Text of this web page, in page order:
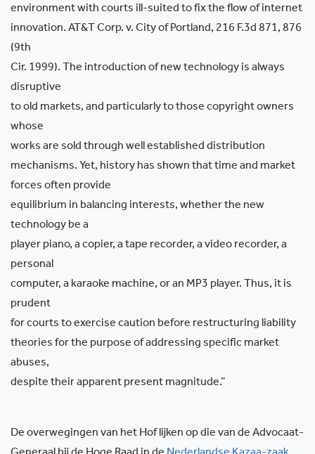
environment with courts ill-suited to fix the flow of internet
innovation. AT&T Corp. v. City of Portland, 216 F.3d 871, 876
(9th
Cir. 1999). The introduction of new technology is always
disruptive
to old markets, and particularly to those copyright owners
whose
works are sold through well established distribution
mechanisms. Yet, history has shown that time and market
forces often provide
equilibrium in balancing interests, whether the new
technology be a
player piano, a copier, a tape recorder, a video recorder, a
personal
computer, a karaoke machine, or an MP3 player. Thus, it is
prudent
for courts to exercise caution before restructuring liability
theories for the purpose of addressing specific market
abuses,
despite their apparent present magnitude.”
De overwegingen van het Hof lijken op die van de Advocaat-